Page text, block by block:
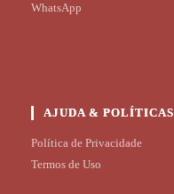
WhatsApp
AJUDA & POLÍTICAS
Política de Privacidade
Termos de Uso